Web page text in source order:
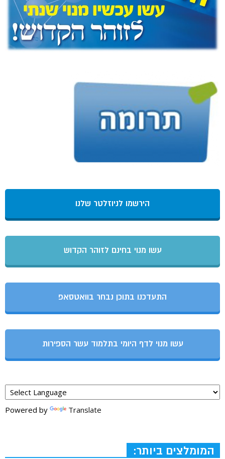
הירשמו לניוזלטר שלנו
עשו מנוי בחינם לזוהר הקדוש
התעדכנו בתוכן נבחר בוואטסאפ
עשו מנוי לדף היומי בתלמוד עשר הספירות
Powered by Translate
המומלצים ביותר: